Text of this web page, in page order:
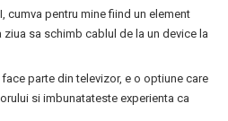
cumva pentru mine fiind un element
sa schimb cablul de la un device la
parte din televizor, e o optiune care
si imbunatateste experienta ca